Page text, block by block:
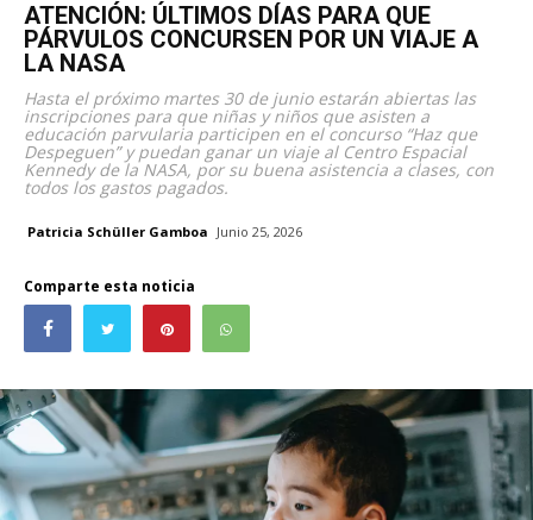
ATENCIÓN: ÚLTIMOS DÍAS PARA QUE
PÁRVULOS CONCURSEN POR UN VIAJE A
LA NASA
Hasta el próximo martes 30 de junio estarán abiertas las
inscripciones para que niñas y niños que asisten a
educación parvularia participen en el concurso “Haz que
Despeguen” y puedan ganar un viaje al Centro Espacial
Kennedy de la NASA, por su buena asistencia a clases, con
todos los gastos pagados.
Patricia Schüller Gamboa Junio 25, 2026
Comparte esta noticia